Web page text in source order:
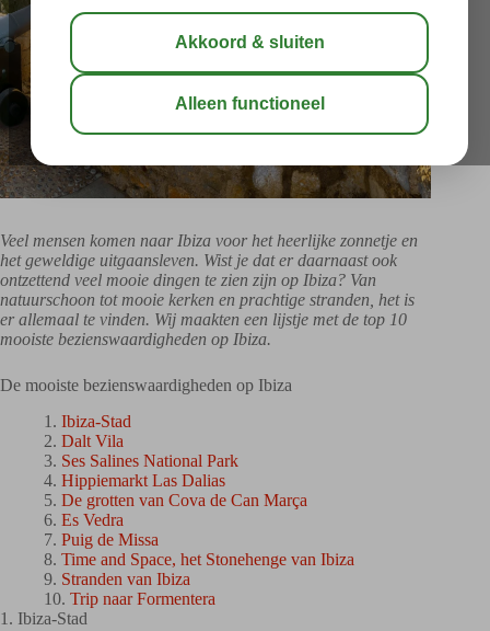
Veel mensen komen naar Ibiza voor het heerlijke zonnetje en
het geweldige uitgaansleven. Wist je dat er daarnaast ook
ontzettend veel mooie dingen te zien zijn op Ibiza? Van
natuurschoon tot mooie kerken en prachtige stranden, het is
er allemaal te vinden. Wij maakten een lijstje met de top 10
mooiste bezienswaardigheden op Ibiza.
De mooiste bezienswaardigheden op Ibiza
Ibiza-Stad
Dalt Vila
Ses Salines National Park
Hippiemarkt Las Dalias
De grotten van Cova de Can Marça
Es Vedra
Puig de Missa
Time and Space, het Stonehenge van Ibiza
Stranden van Ibiza
Trip naar Formentera
1. Ibiza-Stad